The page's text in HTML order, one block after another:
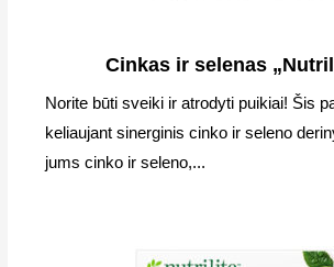
Cinkas ir selenas
Norite būti sveiki ir atrodyti puikiai! Šis
keliaujant sinerginis cinko ir seleno
jums cinko ir seleno,...